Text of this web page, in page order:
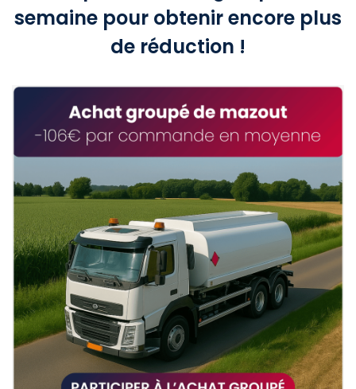
semaine pour obtenir encore plus
de réduction !